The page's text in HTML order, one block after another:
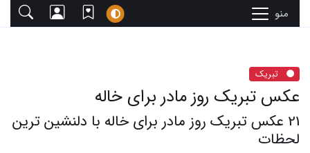
منو
تبریک
عکس تبریک روز مادر برای خاله
21 عکس تبریک روز مادر برای خاله با دلنشین ترین
لحظات